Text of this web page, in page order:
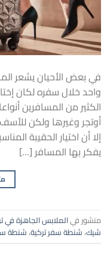
في بعض الأحيان يشعر
واحد خلال سفره لكان
الكثير من المسافرين
أوتجر وغيرها ولكن
إلا أن اختيار الحقيبة
يفكر بها المسافر […]
منشور فيالملابس الجاهزة في
شيك،شنطة سفر تركية،شنطة